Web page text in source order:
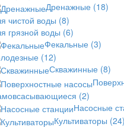
Дренажные (18)
чистой воды (8)
грязной воды (6)
Фекальные (3)
(12)
Скважинные (8)
(2)
Насосные
Культиваторы (24)